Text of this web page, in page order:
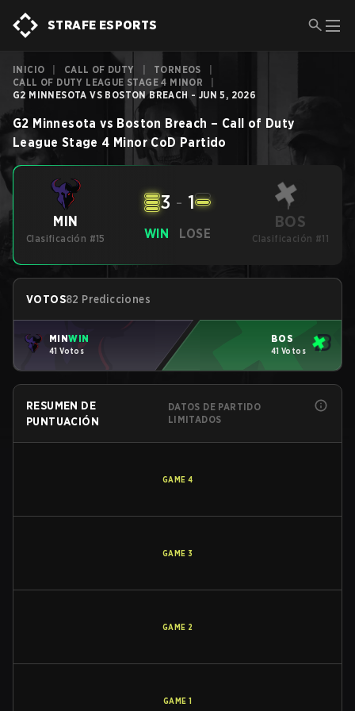
STRAFE ESPORTS
INICIO CALL OF DUTY TORNEOS
CALL OF DUTY LEAGUE STAGE 4 MINOR
G2 MINNESOTA VS BOSTON BREACH - JUN 5, 2026
G2 Minnesota vs Boston Breach – Call of Duty
League Stage 4 Minor CoD Partido
MIN
Clasificación #15 WIN
3 - 1
LOSE
BOS
Clasificación #11
VOTOS82 Predicciones
MINWIN
41 Votos
BOS
41 Votos
RESUMEN DE
PUNTUACIÓN
DATOS DE PARTIDO
LIMITADOS
GAME 4
GAME 3
GAME 2
GAME 1